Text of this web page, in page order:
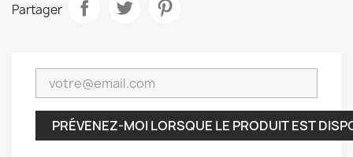
Partager
PRÉVENEZ-MOI LORSQUE LE PRODUIT EST